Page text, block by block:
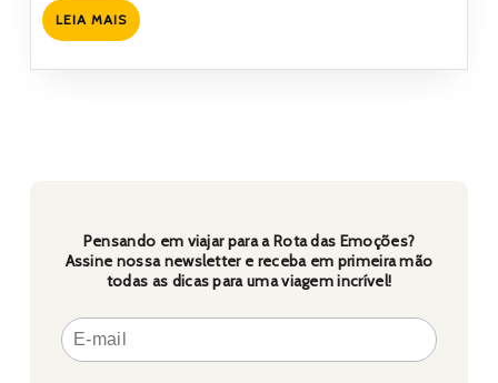
se
LEIA MAISLEIA
MAIS
Pensando em viajar para a Rota das Emoções?
Assine nossa newsletter e receba em primeira mão
todas as dicas para uma viagem incrível!